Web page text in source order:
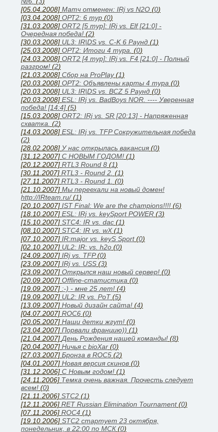
[05.04.2008] Матч отменен: IRj vs N2O (0)
[03.04.2008] ОРТ2: 6 тур (0)
[31.03.2008] ORT2 [5 тур]: IRj vs. Elf [21:0] -
Очередная победа! (2)
[30.03.2008] UL3: IR|DS vs. C-K 6 Раунд (1)
[25.03.2008] ОРТ2: Итоги 4 тура. (0)
[24.03.2008] ORT2 [4 тур]: IRj vs. F4 [21:0] - Полный
разгром! (2)
[21.03.2008] Сбор на ProPlay(1)
[20.03.2008] ОРТ2: Объявлены карты 4 тура (0)
[20.03.2008] UL3: IR|DS vs. BCZ 5 Раунд (0)
[20.03.2008] ESL: IRj vs. BadBoys NOR. ---- Уверенная
победа! [14:4] (5)
[15.03.2008] ORT2: IRj vs. SR [20:13] - Напряженная
схватка. (2)
[14.03.2008] ESL: IRj vs. TFP Сокружительная победа
(2)
[28.02.2008] У нас открылась вакансия (0)
[31.12.2007] С НОВЫМ ГОДОМ! (1)
[20.12.2007] RTL3 Round 8 (1)
[30.11.2007] RTL3 - Round 2. (1)
[27.11.2007] RTL3 - Round 1. (0)
[21.10.2007] Мы переехали на новый домен!
http://IRteam.ru/(1)
[20.10.2007] IST Final: We are the champions!!!! (6)
[18.10.2007] ESL: IRj vs. keySport POWER (3)
[15.10.2007] STC4: IR vs. dac (1)
[08.10.2007] STC4: IR vs. wX(1)
[07.10.2007] IR:major vs. keyS Sport(0)
[02.10.2007] UL2: IR: vs. h2o (0)
[24.09.2007] IRj vs. TFP(0)
[23.09.2007] IRj vs. USS (3)
[23.09.2007] Открылся наш новый сервер! (0)
[20.09.2007] Offline-статистика (0)
[19.09.2007] :-) - мне 25 лет! (4)
[19.09.2007] UL2: IR vs. PoT(5)
[13.09.2007] Новый дизайн сайта! (4)
[04.07.2007] ROC6 (0)
[20.05.2007] Наши детки жгут! (0)
[23.04.2007] Порвали францию)) (1)
[21.04.2007] День Рождения нашей команды! (8)
[20.04.2007] Ничья с bioXar (0)
[27.03.2007] Бронза в ROC5 (2)
[04.01.2007] Новая версия скинов (0)
[31.12.2006] C Новым годом! (1)
[24.11.2006] Темка очень важная. Прочесть следует
всем! (0)
[21.11.2006] STC2 (1)
[12.11.2006] RET Russian Elimination Tournament(0)
[07.11.2006] ROC4 (1)
[19.10.2006] STC2 стартует 23 октября,
понедельник, в 22:00 по МСК(0)